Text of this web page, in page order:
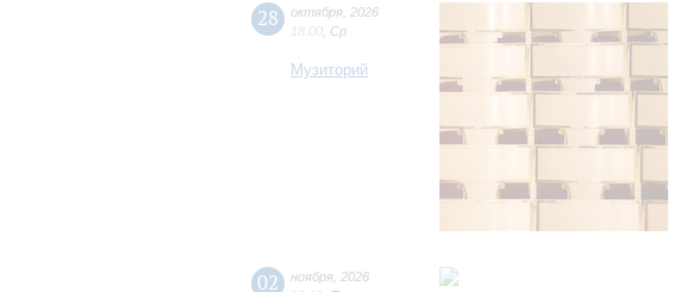
28 октября 2026
18:00 Ср
Музиторий
02 ноября 2026